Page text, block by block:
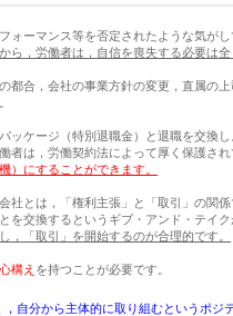
ォーマンス等を否定されたような気が
ら，労働者は，自信を喪失する必要は
都合，会社の事業方針の変更，直属の
ッケージ（特別退職金）と退職を交換
者は，労働契約法によって厚く保護さ
）にすることができます。
社とは，「権利主張」と「取引」の関
を交換するというギブ・アンド・テイ
，「取引」を開始するのが合理的です。
心構え を持つことが必要です。
自分から主体的に取り組むというポジ